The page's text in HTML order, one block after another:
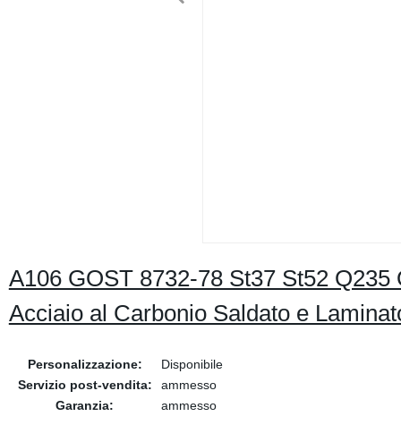
A106 GOST 8732-78 St37 St52
Acciaio al Carbonio Saldato e
Personalizzazione:
Disponibile
Servizio post-vendita:
ammesso
Garanzia:
ammesso